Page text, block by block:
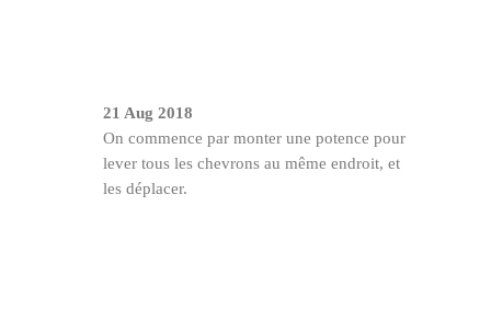
21 Aug 2018
On commence par monter une potence pour
lever tous les chevrons au même endroit, et
les déplacer.